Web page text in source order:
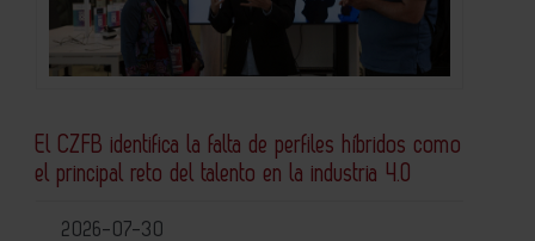
El CZFB identifica la falta de perfiles híbridos como
el principal reto del talento en la industria 4.0
2026-07-30